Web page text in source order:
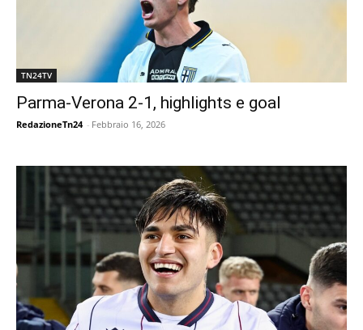
TN24TV
Parma-Verona 2-1, highlights e goal
RedazioneTn24 - Febbraio 16, 2026